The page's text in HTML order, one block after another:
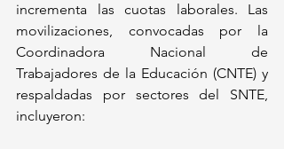
incrementa las cuotas laborales. Las
movilizaciones, convocadas por la
Coordinadora Nacional de
Trabajadores de la Educación (CNTE) y
respaldadas por sectores del SNTE,
incluyeron: